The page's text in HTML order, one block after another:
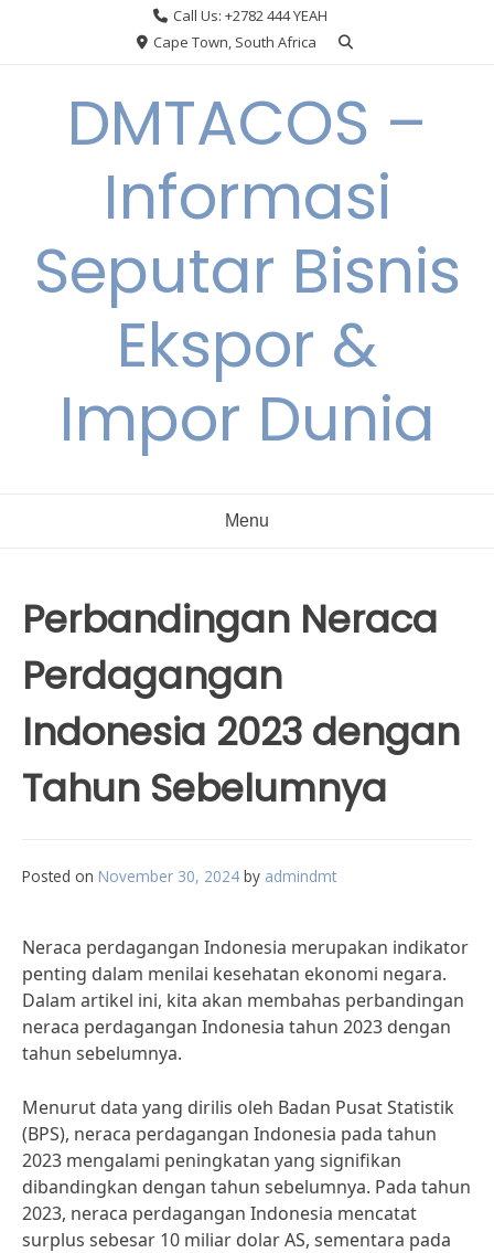
Call Us: +2782 444 YEAH
Cape Town, South Africa
DMTACOS –
Informasi
Seputar Bisnis
Ekspor &
Impor Dunia
Menu
Perbandingan Neraca
Perdagangan
Indonesia 2023 dengan
Tahun Sebelumnya
Posted on November 30, 2024 by admindmt
Neraca perdagangan Indonesia merupakan indikator
penting dalam menilai kesehatan ekonomi negara.
Dalam artikel ini, kita akan membahas perbandingan
neraca perdagangan Indonesia tahun 2023 dengan
tahun sebelumnya.
Menurut data yang dirilis oleh Badan Pusat Statistik
(BPS), neraca perdagangan Indonesia pada tahun
2023 mengalami peningkatan yang signifikan
dibandingkan dengan tahun sebelumnya. Pada tahun
2023, neraca perdagangan Indonesia mencatat
surplus sebesar 10 miliar dolar AS, sementara pada